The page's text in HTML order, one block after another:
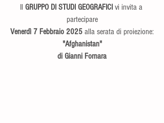
Il GRUPPO DI STUDI GEOGRAFICI vi invita a
partecipare
Venerdì 7 Febbraio 2025 alla serata di proiezione:
"Afghanistan"
di Gianni Fornara